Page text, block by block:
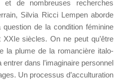
et de nombreuses recherches
Silvia Ricci Lempen aborde
question de la condition féminine
siècles. On ne peut qu’être
la plume de la romancière italo-
dans l’imaginaire personnel
Un processus d’acculturation